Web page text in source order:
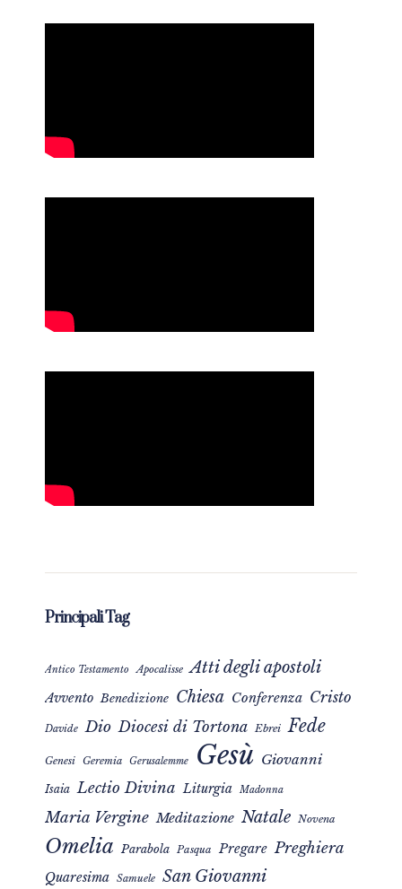
Principali Tag
Antico Testamento Apocalisse Atti degli apostoli
Avvento Benedizione Chiesa Conferenza Cristo
Davide Dio Diocesi di Tortona Ebrei Fede
Genesi Geremia Gerusalemme Gesù Giovanni
Isaia Lectio Divina Liturgia Madonna
Maria Vergine Meditazione Natale Novena
Omelia Parabola Pasqua Pregare Preghiera
Quaresima Samuele San Giovanni